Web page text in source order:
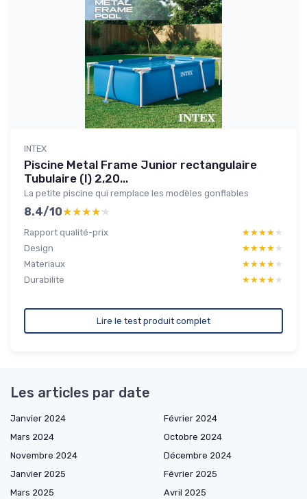
INTEX
Piscine Metal Frame Junior rectangulaire
Tubulaire (l) 2,20...
La petite piscine qui remplace les modèles gonflables
8.4/10★★★★★
★★★★★
Rapport qualité-prix ★★★★★
★★★★★
Design
★★★★★
★★★★★
Materiaux
★★★★★
★★★★★
Durabilite
★★★★★
★★★★★
Lire le test produit complet
Les articles par date
Janvier 2024
Février 2024
Mars 2024
Octobre 2024
Novembre 2024
Décembre 2024
Janvier 2025
Février 2025
Mars 2025
Avril 2025